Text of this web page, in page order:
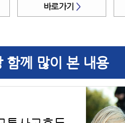
바로가기 >
함께 많이 본 내용